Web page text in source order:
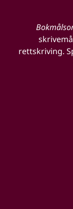
rettskriving.